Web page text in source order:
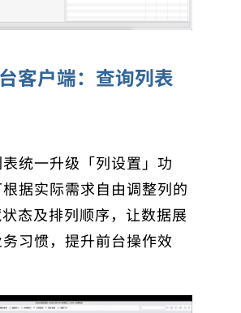
客户端：查询列表
统一升级「列设置」功
据实际需求自由调整列的
态及排列顺序，让数据展
习惯，提升前台操作效